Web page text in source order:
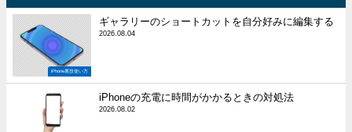
iPhone裏技使い方
ギャラリーのショートカットを自分好みに編集する
2026.08.04
iPhoneの充電に時間がかかるときの対処法
2026.08.02